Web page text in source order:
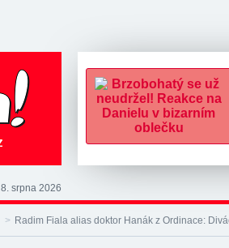
8. srpna 2026
> Radim Fiala alias doktor Hanák z Ordinace: